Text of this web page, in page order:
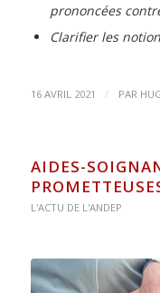
prononcées
Clarifier les
16 AVRIL 2021 / PAR
AIDES-
L'ACTU DE L'ANDEP